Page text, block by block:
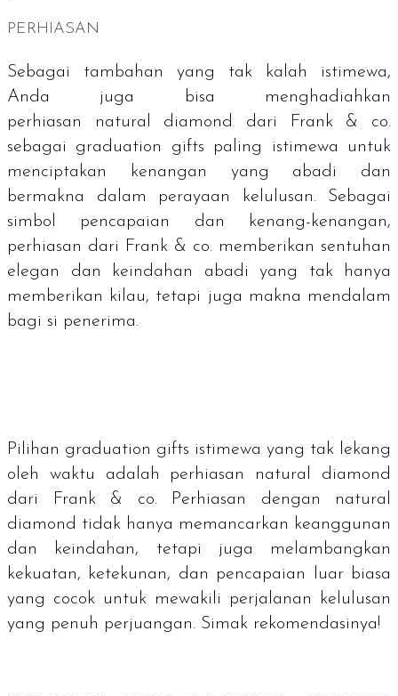
PERHIASAN
Sebagai tambahan yang tak kalah istimewa,
Anda juga bisa menghadiahkan
perhiasan
natural diamond
dari Frank & co.
sebagai graduation gifts paling istimewa untuk
menciptakan kenangan yang abadi dan
bermakna dalam perayaan kelulusan. Sebagai
simbol pencapaian dan kenang-kenangan,
perhiasan dari Frank & co. memberikan sentuhan
elegan dan keindahan abadi yang tak hanya
memberikan kilau, tetapi juga makna mendalam
bagi si penerima.
Pilihan graduation gifts istimewa yang tak lekang
oleh waktu adalah perhiasan natural diamond
dari Frank & co. Perhiasan dengan natural
diamond tidak hanya memancarkan keanggunan
dan keindahan, tetapi juga melambangkan
kekuatan, ketekunan, dan pencapaian luar biasa
yang cocok untuk mewakili perjalanan kelulusan
yang penuh perjuangan. Simak rekomendasinya!